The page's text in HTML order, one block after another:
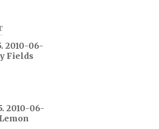
2010-06-
Fields
2010-06-